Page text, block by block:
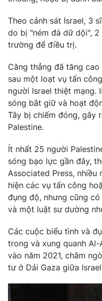
THỜI BÁO VTV
Theo dõi báo trên
Cơ quan chủ quản:Đài
Cơ quan báo chí:Thời báo
Giấy phép hoạt động báo in
cấp ngày 29/12/2023
Tổng Biên tập:
Phó Tổng Biên tập:
Nguyễn Trọng Ninh
Tổng đài VTV:024.38 355
Ðiện thoại Thời báo VTV:
Email: toasoan@vtv.vn
Liên hệ quảng cáo:024-
Theo cảnh sát Israel, 3
do bị "ném đá dữ dội",
trường để điều trị.
Căng thẳng đã tăng
sau một loạt vụ tấn
người Israel thiệt mạng.
sóng bắt giữ và hoạt
Tây bị chiếm đóng, gây
Palestine.
Ít nhất 25 người
sóng bạo lực gần đây,
Associated Press,
hiện các vụ tấn công
đụng độ, nhưng cũng
và một luật sư dường
Các cuộc biểu tình và
trong và xung quanh
vào năm 2021, châm
tư ở Dải Gaza giữa